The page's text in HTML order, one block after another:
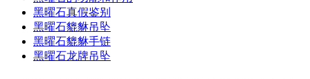
黑曜石真假鉴别
黑曜石貔貅吊坠
黑曜石貔貅手链
黑曜石龙牌吊坠